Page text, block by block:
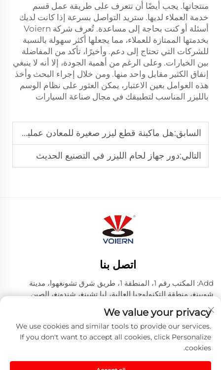
منتجاتها. يجب أيضًا أن تتعرف على طريقة عمل قسم
خدمة العملاء لديها. ستريد التواصل بسرعة إذا كانت لديك
أسئلة أو كنت بحاجة إلى مساعدة. تُعرف شركة Voiern
بخدمتها الممتازة للعملاء، مما يجعلها أكثر سهولة بالنسبة
للشركات التي تحتاج إلى دعم. وأخيرًا، تأكد من المفاضلة
بين الخيارات. وعلى الرغم من أهمية الجودة، إلا أنه لا ينبغي
إنفاق الكثير مقابل واحد منها. ومن خلال إجراء البحث وأخذ
هذه العوامل بعين الاعتبار، يمكن العثور على نظام الوسم
بالليزر المناسب لتطبيقك في مجال صناعة السيارات
السابق:هل ماكينة قطع ليزر صغيرة للمعادن عملية في صناعة المجوهرات؟
التالي:دور جهاز لحام الليزر في التصنيع الحديث
اتصل بنا
Add: المكتب رقم 1، المنطقة 1، طريق شرق تشونغهوا، مدينة
شويينغ، منطقة التكنولوجيا العالية، ليا تشينغ، شندونغ، الصين
الهاتف: +86-635 8512218
البريد الإلكتروني:[email protected]
We value your privacy
We use cookies and similar tools to provide our services.
If you don't want to accept all cookies, click Personalize
cookies.